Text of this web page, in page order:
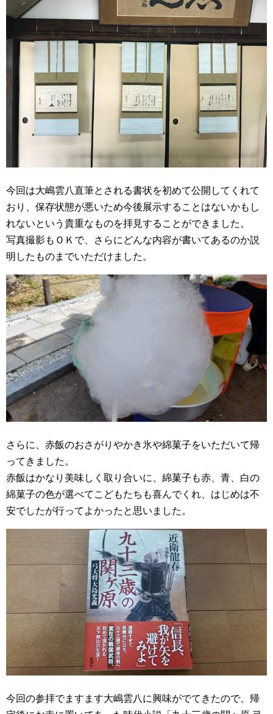
今回は大嶋雲八直筆とされる書状を初めて公開してくれて
おり、保存状態が悪いため今後展示することはないかもし
れないという貴重なものを拝見することができました。
写真撮影もＯＫで、さらにどんな内容が書いてあるのか説
明したものまでいただけました。
さらに、赤飯のおさがりやかき氷や綿菓子をいただいて帰
ってきました。
赤飯はかなり美味しく取り合いに、綿菓子も赤、青、白の
綿菓子の色が選べてこどもたちも喜んでくれ、はじめは不
安でしたが行ってよかったと思いました。
今回の参拝でますます大嶋雲八に興味がでてきたので、帰